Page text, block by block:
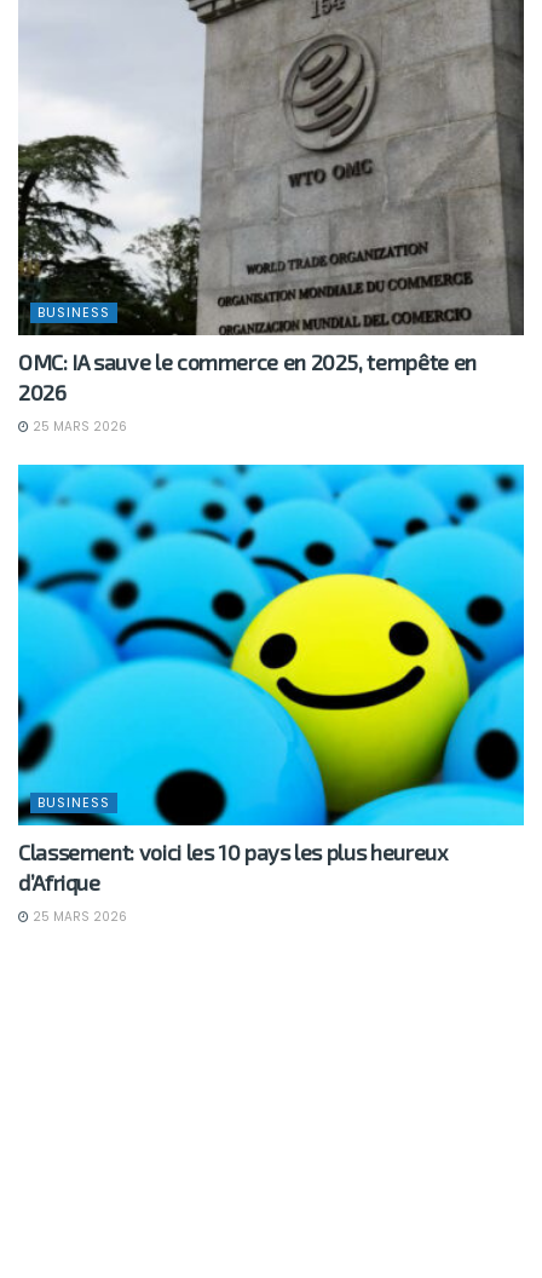
BUSINESS
OMC: IA sauve le commerce en 2025, tempête en
2026
25 MARS 2026
BUSINESS
Classement: voici les 10 pays les plus heureux
d’Afrique
25 MARS 2026